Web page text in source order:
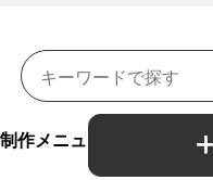
制作メニュー： バナー制作